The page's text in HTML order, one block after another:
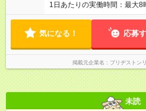
1日あたりの実働時間：最大8
【シフト例】 ・9：45～18：45 ・
は平均月15時間以内。プラ
気になる！ 応募
掲載元企業名 ブリヂストン
未読